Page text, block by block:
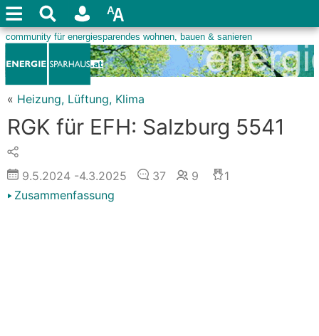
« Heizung, Lüftung, Klima
RGK für EFH: Salzburg 5541
9.5.2024 -4.3.2025 37 9
1
Zusammenfassung